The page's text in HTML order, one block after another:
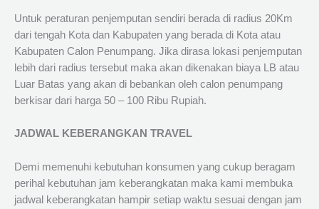
Untuk peraturan penjemputan sendiri berada di radius 20Km
dari tengah Kota dan Kabupaten yang berada di Kota atau
Kabupaten Calon Penumpang. Jika dirasa lokasi penjemputan
lebih dari radius tersebut maka akan dikenakan biaya LB atau
Luar Batas yang akan di bebankan oleh calon penumpang
berkisar dari harga 50 – 100 Ribu Rupiah.
JADWAL KEBERANGKAN TRAVEL
Demi memenuhi kebutuhan konsumen yang cukup beragam
perihal kebutuhan jam keberangkatan maka kami membuka
jadwal keberangkatan hampir setiap waktu sesuai dengan jam